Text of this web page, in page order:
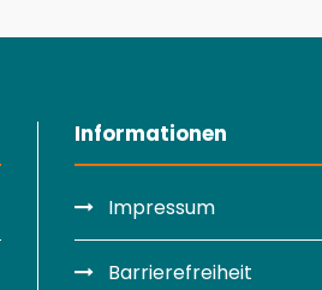
Informationen
Impressum
Barrierefreiheit